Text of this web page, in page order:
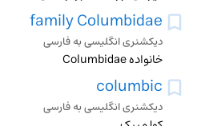
family Columbidae
دیکشنری انگلیسی به فارسی
خانواده Columbidae
columbic
دیکشنری انگلیسی به فارسی